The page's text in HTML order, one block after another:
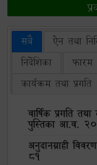
सबै ऐन तथा
निर्देशिका
फारम
कार्यक्रम तथा प्रगति
वार्षिक प्रगति तथा
पुस्तिका आ.व.
अनुदानग्राही
81